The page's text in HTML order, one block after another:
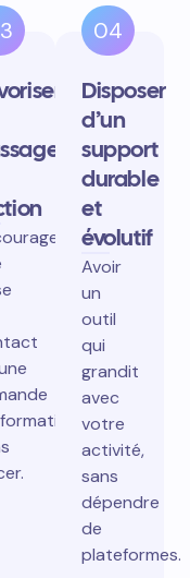
04
Disposer
d’un
support
durable
et
évolutif
Avoir
un
outil
qui
grandit
avec
votre
activité,
sans
dépendre
de
plateformes.